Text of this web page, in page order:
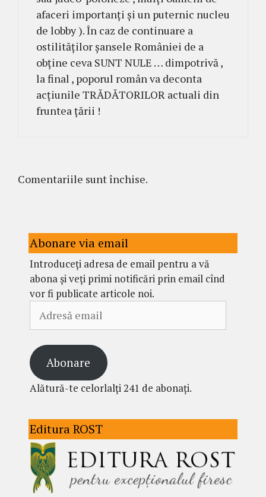
afaceri importanți și un puternic nucleu
de lobby ). În caz de continuare a
ostilităților șansele României de a
obține ceva SUNT NULE … dimpotrivă ,
la final , poporul român va deconta
acțiunile TRĂDĂTORILOR actuali din
fruntea țării !
Comentariile sunt închise.
Abonare via email
Introduceți adresa de email pentru a vă
abona și veți primi notificări prin email cînd
vor fi publicate articole noi.
email
Abonare
Alătură-te celorlalți 241 de abonați.
Editura ROST